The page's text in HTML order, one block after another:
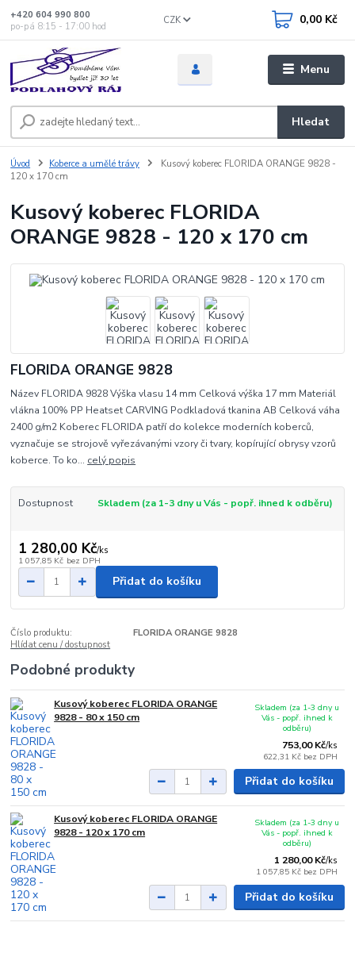
Menu
CZK
Hledat
+420 604 990 800
po-pá 8:15 - 17:00 hod
0,00 Kč
Úvod Koberce a umělé trávy
Kusový koberec FLORIDA ORANGE 9828 -
120 x 170 cm
Kusový koberec FLORIDA
ORANGE 9828 - 120 x 170 cm
FLORIDA ORANGE 9828
Název FLORIDA 9828 Výška vlasu 14 mm Celková výška 17 mm Materiál
vlákna 100% PP Heatset CARVING Podkladová tkanina AB Celková váha
2400 g/m2 Koberec FLORIDA patří do kolekce moderních koberců,
vyznačuje se strojově vyřezávanými vzory či tvary, kopírující obrysy vzorů
koberce. To ko... celý popis
Dostupnost Skladem (za 1-3 dny u Vás - popř. ihned k odběru)
1 280,00 Kč/ks
1 057,85 Kč bez DPH
Přidat do košíku
Číslo produktu:
FLORIDA ORANGE 9828
Hlídat cenu / dostupnost
Podobné produkty
Kusový koberec FLORIDA ORANGE
9828 - 80 x 150 cm
753,00 Kč/ks
622,31 Kč bez DPH
Skladem (za 1-3 dny u
Vás - popř. ihned k
odběru)
Přidat do košíku
Kusový koberec FLORIDA ORANGE
9828 - 120 x 170 cm
1 280,00 Kč/ks
1 057,85 Kč bez DPH
Skladem (za 1-3 dny u
Vás - popř. ihned k
odběru)
Přidat do košíku